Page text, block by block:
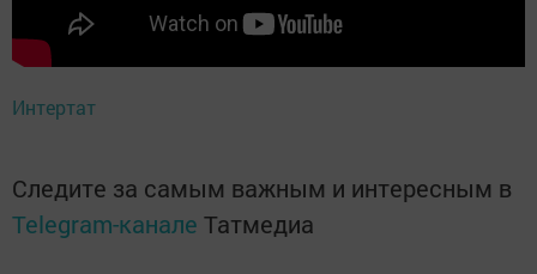
Интертат
Следите за самым важным и интересным в
Telegram-канале Татмедиа